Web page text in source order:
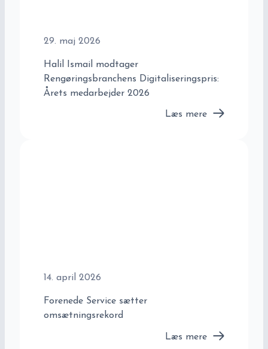
29. maj 2026
Halil Ismail modtager
Rengøringsbranchens Digitaliseringspris:
Årets medarbejder 2026
Læs mere
14. april 2026
Forenede Service sætter
omsætningsrekord
Læs mere